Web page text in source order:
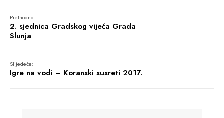
Prethodno:
2. sjednica Gradskog vijeća Grada
Slunja
Slijedeće:
Igre na vodi – Koranski susreti 2017.